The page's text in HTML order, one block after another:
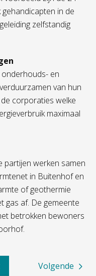
in de
zelfstandig
en
van hun
corporaties welke
maximaal
partijen werken samen
in Buitenhof en
of geothermie
gas af. De gemeente
betrokken bewoners
Volgende